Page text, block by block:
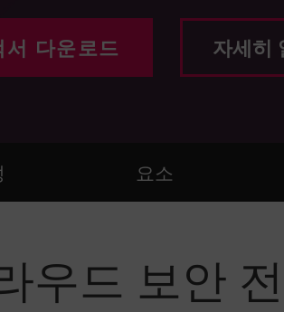
프트웨어(SaaS)
Attack Surface Management
서 다운로드 자세히
요소
우드 보안